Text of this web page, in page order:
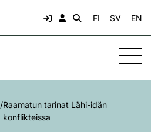
FI SV EN
/Raamatun tarinat Lähi-idän
konflikteissa